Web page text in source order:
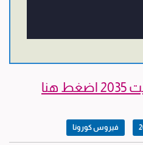
فيروس كورونا